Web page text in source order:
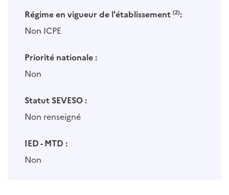
Régime en vigueur de l'établissement (2):
Non ICPE
Priorité nationale :
Non
Statut SEVESO :
Non renseigné
IED - MTD :
Non